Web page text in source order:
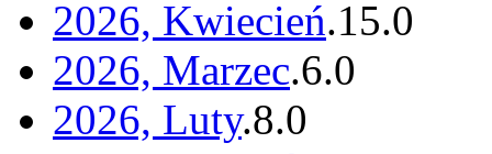
2026, Kwiecień.15.0
2026, Marzec.6.0
2026, Luty.8.0